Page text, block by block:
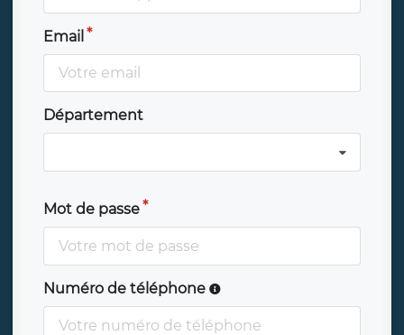
Email
Département
Mot de passe
Numéro de téléphone